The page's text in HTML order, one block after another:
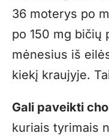
36 moterys po
po 150 mg bičių
mėnesius iš
kiekį kraujyje.
Gali paveikti
kuriais tyrimais